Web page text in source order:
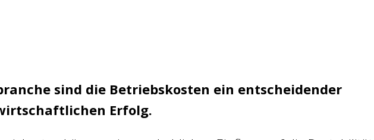
sind die Betriebskosten ein entscheidender
Erfolg.